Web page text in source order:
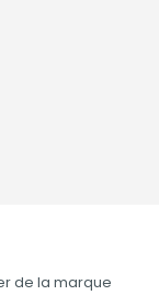
de la marque